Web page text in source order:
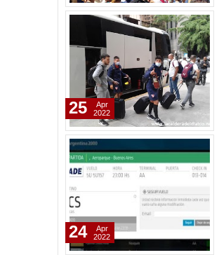
25
Apr
2022
24
Apr
2022